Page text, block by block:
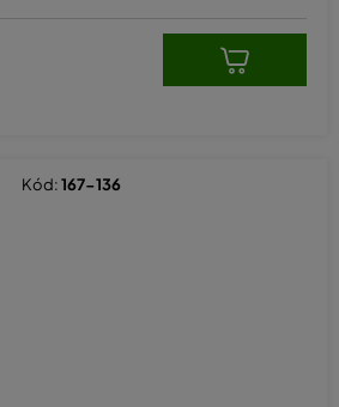
Kód:167-136